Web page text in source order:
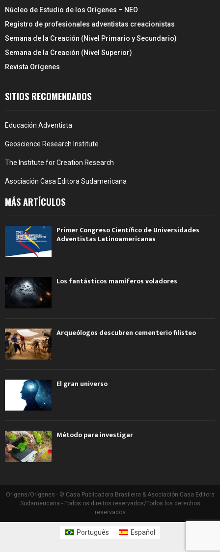
Núcleo de Estudio de los Orígenes – NEO
Registro de profesionales adventistas creacionistas
Semana de la Creación (Nivel Primario y Secundario)
Semana de la Creación (Nivel Superior)
Revista Orígenes
SITIOS RECOMENDADOS
Educación Adventista
Geoscience Research Institute
The Institute for Creation Research
Asociación Casa Editora Sudamericana
MÁS ARTÍCULOS
Primer Congreso Científico de Universidades
Adventistas Latinoamericanas
Los fantásticos mamíferos voladores
Arqueólogos descubren cementerio filisteo
El gran universo
Método para investigar
Origens/Orígenes - © Casa Publicadora Brasileira & Asociación Casa Editora
Sudamericana - Todos os direitos reservados/Todos los derechos
reservados
Português Español